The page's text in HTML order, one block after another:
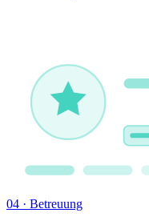
04 · Betreuung